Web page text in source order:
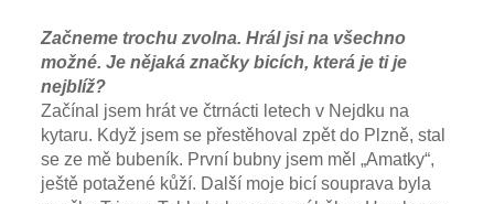
Začneme trochu zvolna. Hrál jsi na všechno
možné. Je nějaká značky bicích, která je ti je
nejblíž?
Začínal jsem hrát ve čtrnácti letech v Nejdku na
kytaru. Když jsem se přestěhoval zpět do Plzně, stal
se ze mě bubeník. První bubny jsem měl „Amatky“,
ještě potažené kůží. Další moje bicí souprava byla